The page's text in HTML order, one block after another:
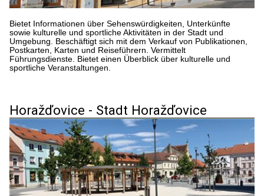
Bietet Informationen über Sehenswürdigkeiten, Unterkünfte
sowie kulturelle und sportliche Aktivitäten in der Stadt und
Umgebung. Beschäftigt sich mit dem Verkauf von Publikationen,
Postkarten, Karten und Reiseführern. Vermittelt
Führungsdienste. Bietet einen Überblick über kulturelle und
sportliche Veranstaltungen.
Horažďovice - Stadt Horažďovice